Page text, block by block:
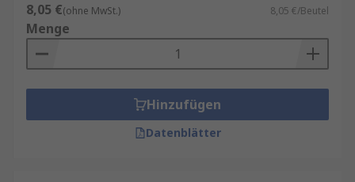
8,05 €(ohne MwSt.) 8,05 €/Beutel
Menge
Hinzufügen
Datenblätter